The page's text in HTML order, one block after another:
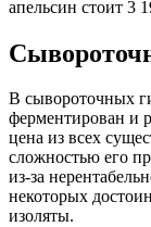
апельсин стоит 3
В сывороточных
ферментирован и
цена из всех
сложностью его
из-за
некоторых
изоляты.